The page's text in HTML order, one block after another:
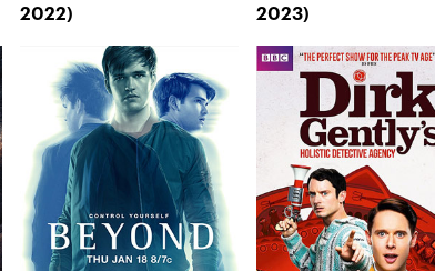
2022)
2023)